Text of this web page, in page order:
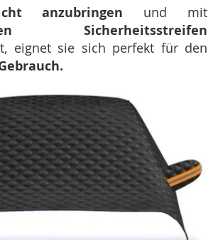
anzubringen und mit
Sicherheitsstreifen
eignet sie sich perfekt für den